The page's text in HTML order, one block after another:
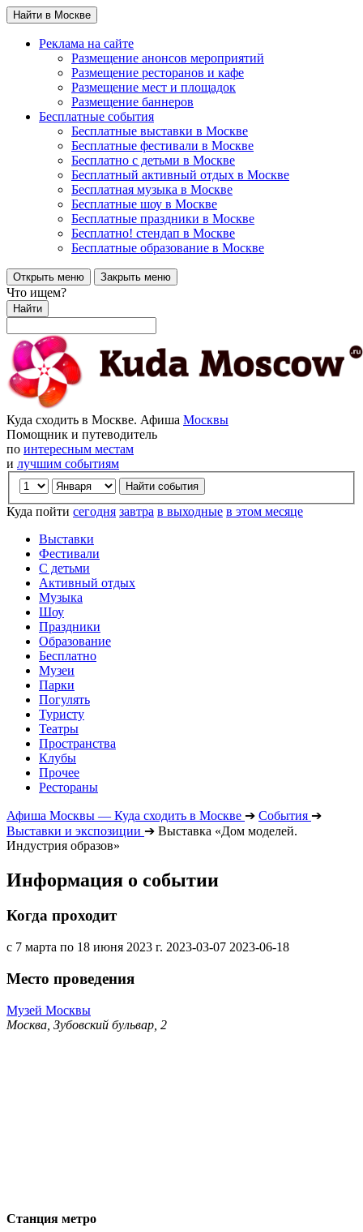
Найти в Москве
Реклама на сайте
Размещение анонсов мероприятий
Размещение ресторанов и кафе
Размещение мест и площадок
Размещение баннеров
Бесплатные события
Бесплатные выставки в Москве
Бесплатные фестивали в Москве
Бесплатно с детьми в Москве
Бесплатный активный отдых в Москве
Бесплатная музыка в Москве
Бесплатные шоу в Москве
Бесплатные праздники в Москве
Бесплатно! стендап в Москве
Бесплатные образование в Москве
Открыть меню Закрыть меню
Что ищем?
Найти
Куда сходить в Москве. Афиша Москвы
Помощник и путеводитель
по интересным местам
и лучшим событиям
Куда пойти сегодня завтра в выходные в этом месяце
Выставки
Фестивали
С детьми
Активный отдых
Музыка
Шоу
Праздники
Образование
Бесплатно
Музеи
Парки
Погулять
Туристу
Театры
Пространства
Клубы
Прочее
Рестораны
Афиша Москвы — Куда сходить в Москве ➔ События ➔
Выставки и экспозиции ➔ Выставка «Дом моделей.
Индустрия образов»
Информация о событии
Когда проходит
с 7 марта по 18 июня 2023 г. 2023-03-07 2023-06-18
Место проведения
Музей Москвы
Москва, Зубовский бульвар, 2
Станция метро